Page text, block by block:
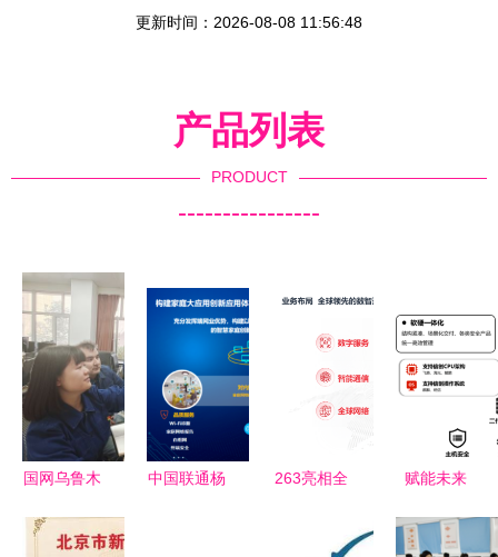
更新时间：2026-08-08 11:56:48
产品列表
PRODUCT
----------------
国网乌鲁木
网络技术服
中国联通杨
263亮相全
大会，以AI
赋能未来
务如何引领